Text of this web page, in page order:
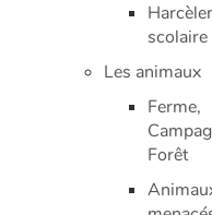
Rencontres et
Contes d'ici et d'ailleurs
Autour de la lecture
scolaire
Les animaux
Ferme,
Forêt